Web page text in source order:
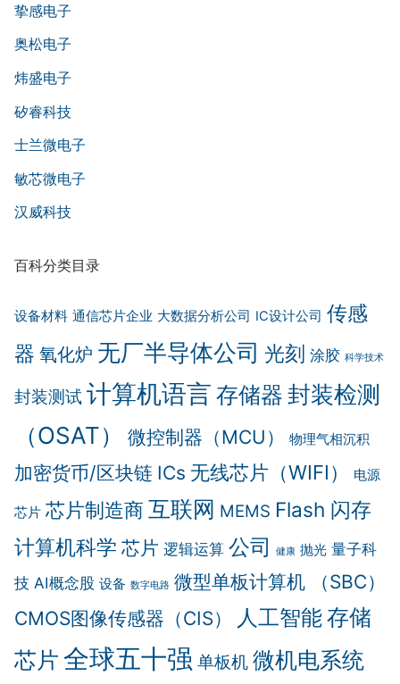
挚感电子
奥松电子
炜盛电子
矽睿科技
士兰微电子
敏芯微电子
汉威科技
百科分类目录
设备材料 通信芯片企业 大数据分析公司 IC设计公司 传感
器 氧化炉 无厂半导体公司 光刻 涂胶 科学技术
封装测试 计算机语言 存储器 封装检测
（OSAT）
微控制器（MCU） 物理气相沉积
加密货币/区块链 ICs 无线芯片（WIFI） 电源
芯片 芯片制造商 互联网 MEMS Flash 闪存
计算机科学 芯片 逻辑运算 公司 健康 抛光 量子科
技 AI概念股 设备 数字电路 微型单板计算机 （SBC）
CMOS图像传感器（CIS）
人工智能存储
芯片 全球五十强 单板机 微机电系统